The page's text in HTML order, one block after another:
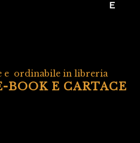
e ordinabile in libreria
E CARTACE